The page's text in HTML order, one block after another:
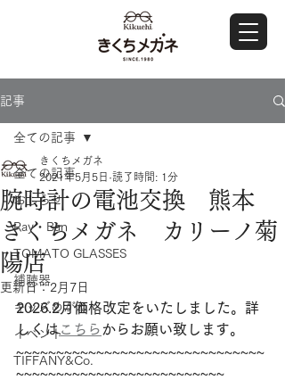
記事
全ての記事
おしらせ
Ray・Ban
TOMATO GLASSES
補聴器
キッズめがね
イベント
TIFFANY&Co.
全ての記事
腕時計の電池交換 熊本
きくちメガネ カリーノ菊
陽店
きくちメガネ
2021年5月5日 読了時間: 1分
更新日：2月7日
2026.2月価格改定をいたしました。詳
しくはこちら からお願い致します。
~~~~~~~~~~~~~~~~~~~~~~~~~~~~~~~
~~~~~~~~~~~~~~~~~~~~~~~~~~